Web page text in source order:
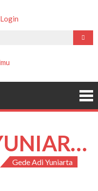
Login
GEDE ADI YUNIARTA
Gede Adi Yuniarta